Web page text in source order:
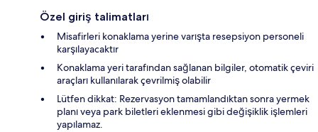
Özel giriş talimatları
Misafirleri konaklama yerine varışta resepsiyon personeli
karşılayacaktır
Konaklama yeri tarafından sağlanan bilgiler, otomatik çeviri
araçları kullanılarak çevrilmiş olabilir
Lütfen dikkat: Rezervasyon tamamlandıktan sonra yermek
planı veya park biletleri eklenmesi gibi değişiklik işlemleri
yapılamaz.